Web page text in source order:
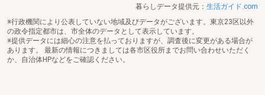
暮らしデータ提供元： 生活ガイド.com
※行政機関により公表していない地域及びデータがございます。東京23区以外
の政令指定都市は、市全体のデータとして表示しています。
※提供データには細心の注意を払っておりますが、調査後に変更がある場合が
あります。 最新の情報につきましては各市区役所までお問い合わせいただく
か、自治体HPなどをご確認ください。